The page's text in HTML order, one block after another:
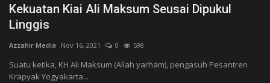
Kekuatan Kiai Ali Maksum Seusai Dipukul
Linggis
Azzahir Media Nov 16, 2021 0 598
Suatu ketika, KH Ali Maksum (Allah yarham), pengasuh Pesantren
Krapyak Yogyakarta...